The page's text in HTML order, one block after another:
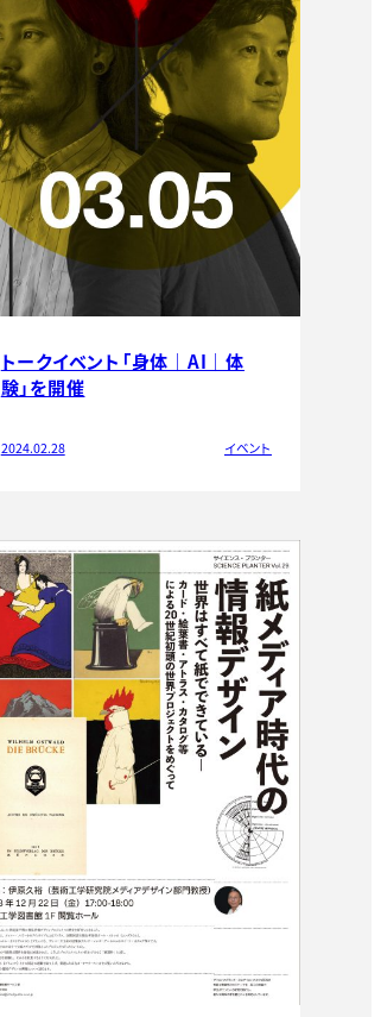
トークイベント「身体｜AI｜体
験」を開催
2024.02.28 イベント